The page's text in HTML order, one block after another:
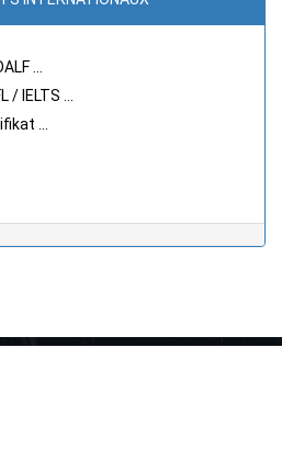
...
/ IELTS ...
...